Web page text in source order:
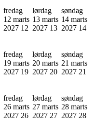
fredag
12 marts
2027 12
lørdag
13 marts
2027 13
søndag
14 marts
2027 14
fredag
19 marts
2027 19
lørdag
20 marts
2027 20
søndag
21 marts
2027 21
fredag
26 marts
2027 26
lørdag
27 marts
2027 27
søndag
28 marts
2027 28